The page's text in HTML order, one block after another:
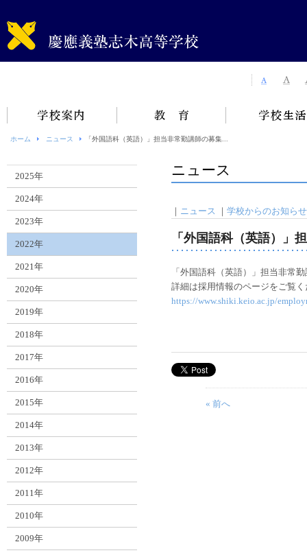
ホーム ニュース 「外国語科（英語）」担当非常勤講師の募集...
ニュース
｜ ニュース ｜ 学校からのお知らせ
「外国語科（英語）」
「外国語科（英語）」担当非常
詳細は採用情報のページをご覧
https://www.shiki.keio.ac.jp/
« 前へ
2025年
2024年
2023年
2022年
2021年
2020年
2019年
2018年
2017年
2016年
2015年
2014年
2013年
2012年
2011年
2010年
2009年